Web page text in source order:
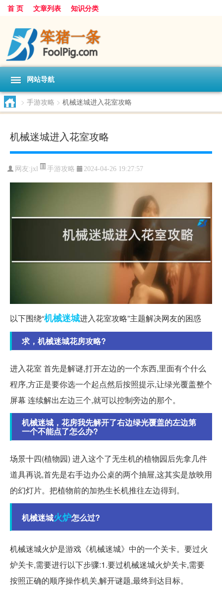
首 页 文章列表 知识分类
网站导航
> 手游攻略 > 机械迷城进入花室攻略
机械迷城进入花室攻略
网友:jxl 手游攻略 2024-04-26 19:27:57
以下围绕“机械迷城进入花室攻略”主题解决网友的困惑
求，机械迷城花房攻略?
进入花室 首先是解谜,打开左边的一个东西,里面有个什么
程序,方正是要你选一个起点然后按照提示,让绿光覆盖整个
屏幕 连续解出左边三个,就可以控制旁边的那个。
机械迷城，花房我先解开了右边绿光覆盖的左边第
一个不能点了怎么办?
场景十四(植物园) 进入这个了无生机的植物园后先拿几件
道具再说,首先是右手边办公桌的两个抽屉,这其实是放映用
的幻灯片。把植物前的加热生长机推往左边得到。
机械迷城火炉怎么过?
机械迷城火炉是游戏《机械迷城》中的一个关卡。要过火
炉关卡,需要进行以下步骤:1.要过机械迷城火炉关卡,需要
按照正确的顺序操作机关,解开谜题,最终到达目标。